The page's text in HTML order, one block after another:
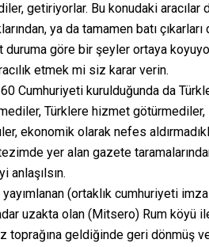
getiriyorlar. Bu konudaki
ya da tamamen batı
duruma göre bir şeyler ortaya
etmek mi siz karar verin.
60 Cumhuriyeti kurulduğunda da
Türklere hizmet
ekonomik olarak nefes
yer alan gazete
anlaşılsın.
(ortaklık cumhuriyeti
uzakta olan (Mitsero) Rum köyü
toprağına geldiğinde geri dönmüş